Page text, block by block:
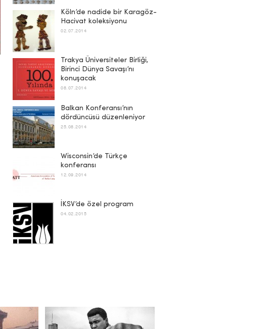
Köln’de nadide bir Karagöz-
Hacivat koleksiyonu
02.07.2014
Trakya Üniversiteler Birliği,
Birinci Dünya Savaşı’nı
konuşacak
08.07.2014
Balkan Konferansı’nın
dördüncüsü düzenleniyor
25.08.2014
Wisconsin’de Türkçe
konferansı
12.09.2014
İKSV’de özel program
04.02.2015